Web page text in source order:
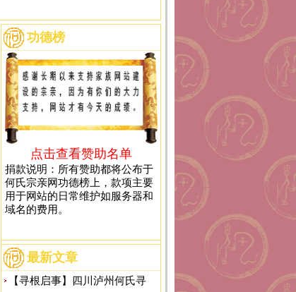
功德榜
点击查看赞助名单
捐款说明：所有赞助都将公布于
何氏宗亲网功德榜上，款项主要
用于网站的日常维护如服务器和
域名的费用。
最新文章
【寻根启事】四川泸州何氏寻